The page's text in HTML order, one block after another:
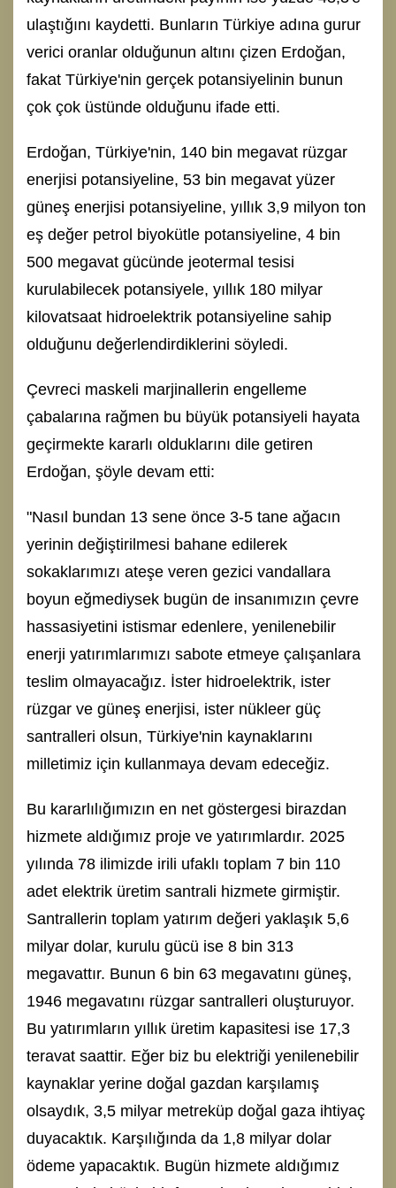
ulaştığını kaydetti. Bunların Türkiye adına gurur
verici oranlar olduğunun altını çizen Erdoğan,
fakat Türkiye'nin gerçek potansiyelinin bunun
çok çok üstünde olduğunu ifade etti.
Erdoğan, Türkiye'nin, 140 bin megavat rüzgar
enerjisi potansiyeline, 53 bin megavat yüzer
güneş enerjisi potansiyeline, yıllık 3,9 milyon ton
eş değer petrol biyokütle potansiyeline, 4 bin
500 megavat gücünde jeotermal tesisi
kurulabilecek potansiyele, yıllık 180 milyar
kilovatsaat hidroelektrik potansiyeline sahip
olduğunu değerlendirdiklerini söyledi.
Çevreci maskeli marjinallerin engelleme
çabalarına rağmen bu büyük potansiyeli hayata
geçirmekte kararlı olduklarını dile getiren
Erdoğan, şöyle devam etti:
"Nasıl bundan 13 sene önce 3-5 tane ağacın
yerinin değiştirilmesi bahane edilerek
sokaklarımızı ateşe veren gezici vandallara
boyun eğmediysek bugün de insanımızın çevre
hassasiyetini istismar edenlere, yenilenebilir
enerji yatırımlarımızı sabote etmeye çalışanlara
teslim olmayacağız. İster hidroelektrik, ister
rüzgar ve güneş enerjisi, ister nükleer güç
santralleri olsun, Türkiye'nin kaynaklarını
milletimiz için kullanmaya devam edeceğiz.
Bu kararlılığımızın en net göstergesi birazdan
hizmete aldığımız proje ve yatırımlardır. 2025
yılında 78 ilimizde irili ufaklı toplam 7 bin 110
adet elektrik üretim santrali hizmete girmiştir.
Santrallerin toplam yatırım değeri yaklaşık 5,6
milyar dolar, kurulu gücü ise 8 bin 313
megavattır. Bunun 6 bin 63 megavatını güneş,
1946 megavatını rüzgar santralleri oluşturuyor.
Bu yatırımların yıllık üretim kapasitesi ise 17,3
teravat saattir. Eğer biz bu elektriği yenilenebilir
kaynaklar yerine doğal gazdan karşılamış
olsaydık, 3,5 milyar metreküp doğal gaza ihtiyaç
duyacaktık. Karşılığında da 1,8 milyar dolar
ödeme yapacaktık. Bugün hizmete aldığımız